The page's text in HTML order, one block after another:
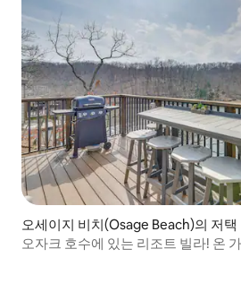
오세이지 비치(Osage Beach)의 저택
오자크 호수에 있는 리조트 빌라! 온